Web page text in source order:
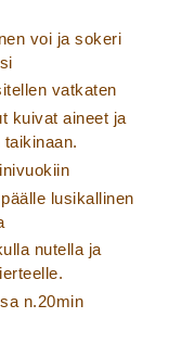
voi ja sokeri
vatkaten
kuivat aineet ja
lusikallinen
nutella ja
n.20min